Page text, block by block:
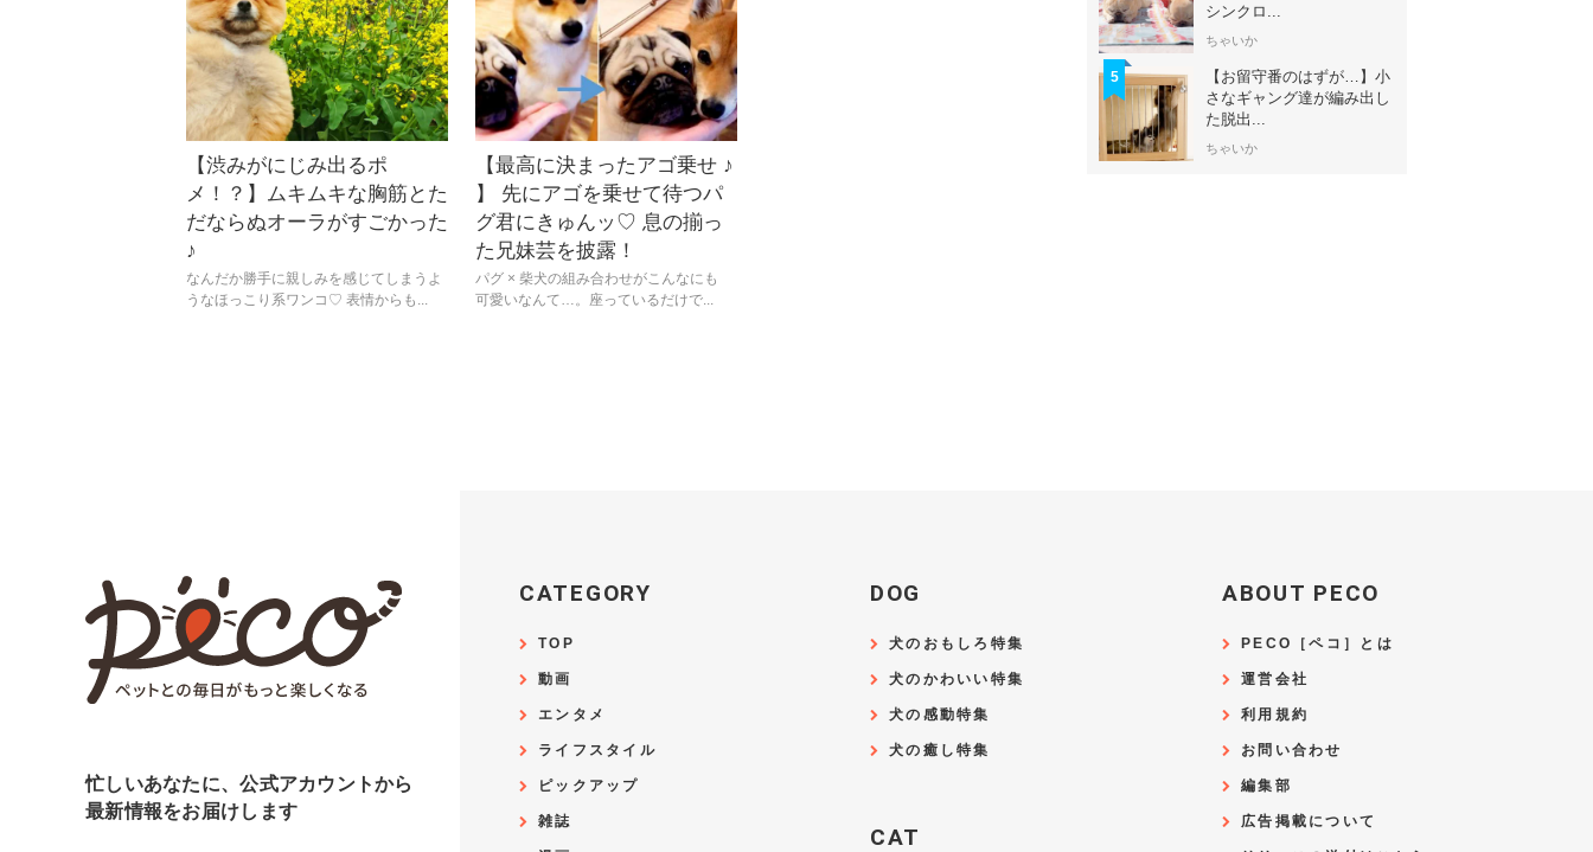
【渋みがにじみ出るポ
メ！？】ムキムキな胸筋とた
だならぬオーラがすごかった
♪
なんだか勝手に親しみを感じてしまうよ
うなほっこり系ワンコ♡ 表情からも...
【最高に決まったアゴ乗せ ♪
】 先にアゴを乗せて待つパ
グ君にきゅんッ♡ 息の揃っ
た兄妹芸を披露！
パグ × 柴犬の組み合わせがこんなにも
可愛いなんて…。座っているだけで...
シンクロ...
ちゃいか
5
【お留守番のはずが…】小
さなギャング達が編み出し
た脱出...
ちゃいか
忙しいあなたに、公式アカウントから
最新情報をお届けします
CATEGORY
TOP
動画
エンタメ
ライフスタイル
ピックアップ
雑誌
DOG
犬のおもしろ特集
犬のかわいい特集
犬の感動特集
犬の癒し特集
CAT
ABOUT PECO
PECO［ペコ］とは
運営会社
利用規約
お問い合わせ
編集部
広告掲載について